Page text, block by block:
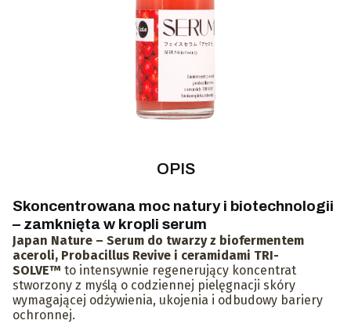
OPIS
Skoncentrowana moc natury i biotechnologii
– zamknięta w kropli serum
Japan Nature – Serum do twarzy z biofermentem
aceroli, Probacillus Revive i ceramidami TRI-
SOLVE™ to intensywnie regenerujący koncentrat
stworzony z myślą o codziennej pielęgnacji skóry
wymagającej odżywienia, ukojenia i odbudowy bariery
ochronnej.